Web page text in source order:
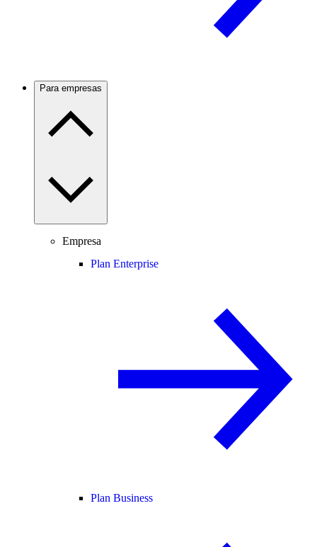
Para empresas
Empresa
Plan Enterprise
Plan Business